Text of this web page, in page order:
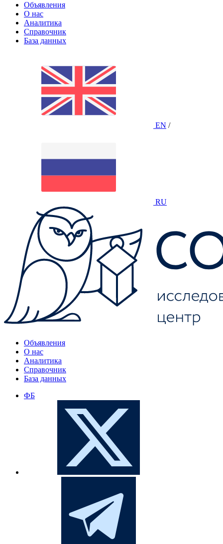
Объявления
О нас
Аналитика
Справочник
База данных
EN /
RU
Объявления
О нас
Аналитика
Справочник
База данных
ФБ